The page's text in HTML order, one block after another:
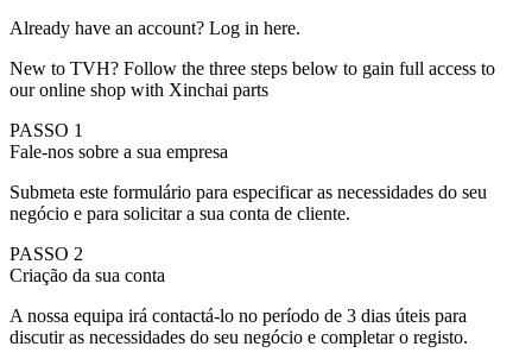
Already have an account? Log in here.
New to TVH? Follow the three steps below to gain full access to
our online shop with Xinchai parts
PASSO 1
Fale-nos sobre a sua empresa
Submeta este formulário para especificar as necessidades do seu
negócio e para solicitar a sua conta de cliente.
PASSO 2
Criação da sua conta
A nossa equipa irá contactá-lo no período de 3 dias úteis para
discutir as necessidades do seu negócio e completar o registo.